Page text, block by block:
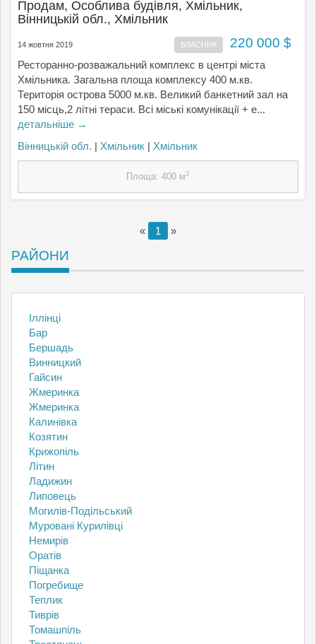
Продам, Особлива будівля, Хмільник,
Вінницькій обл., Хмільник
14 жовтня 2019 ВЛАСНИК 220 000 $
Ресторанно-розважальний комплекс в центрі міста
Хмільника. Загальна площа комплексу 400 м.кв.
Територія острова 5000 м.кв. Великий банкетний зал на
150 місць,2 літні тераси. Всі міські комунікації + е...
детальніше →
Вінницькій обл. | Хмільник | Хмільник
Площа: 400 м2
« 1 »
РАЙОНИ
Іллінці
Бар
Бершадь
Винницкий
Гайсин
Жмеринка
Жмеринка
Калинівка
Козятин
Крижопіль
Літин
Ладижин
Липовець
Могилів-Подільський
Муровані Курилівці
Немирів
Оратів
Піщанка
Погребище
Теплик
Тиврів
Томашпіль